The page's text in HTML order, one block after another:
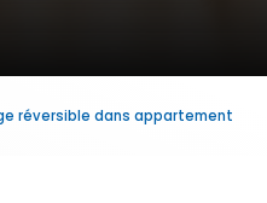
réversible dans appartement